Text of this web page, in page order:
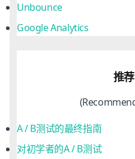
Unbounce
Google Analytics
推
A / B测试的最终指南
对初学者的A / B测试